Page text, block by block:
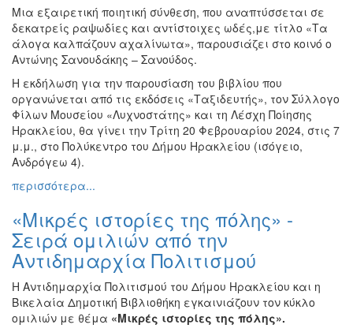
Μια εξαιρετική ποιητική σύνθεση, που αναπτύσσεται σε
δεκατρείς ραψωδίες και αντίστοιχες ωδές,με τίτλο «Τα
άλογα καλπάζουν αχαλίνωτα», παρουσιάζει στο κοινό ο
Αντώνης Σανουδάκης – Σανούδος.
Η εκδήλωση για την παρουσίαση του βιβλίου που
οργανώνεται από τις εκδόσεις «Ταξιδευτής», τον Σύλλογο
Φίλων Μουσείου «Λυχνοστάτης» και τη Λέσχη Ποίησης
Ηρακλείου, θα γίνει την Τρίτη 20 Φεβρουαρίου 2024, στις 7
μ.μ., στο Πολύκεντρο του Δήμου Ηρακλείου (ισόγειο,
Ανδρόγεω 4).
περισσότερα...
«Μικρές ιστορίες της πόλης» -
Σειρά ομιλιών από την
Αντιδημαρχία Πολιτισμού
Η Αντιδημαρχία Πολιτισμού του Δήμου Ηρακλείου και η
Βικελαία Δημοτική Βιβλιοθήκη εγκαινιάζουν τον κύκλο
ομιλιών με θέμα «Μικρές ιστορίες της πόλης».